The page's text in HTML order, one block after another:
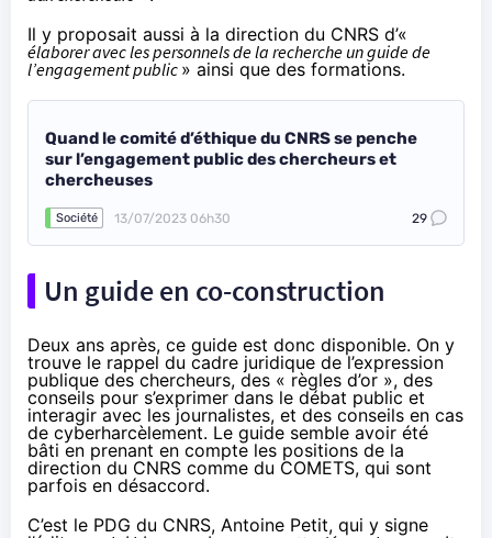
Il y proposait aussi à la direction du CNRS d’«
élaborer avec les personnels de la recherche un guide de
l’engagement public » ainsi que des formations.
Quand le comité d’éthique du CNRS se penche
sur l’engagement public des chercheurs et
chercheuses
Société 13/07/2023 06h30 29
Un guide en co-construction
Deux ans après, ce guide est donc disponible. On y
trouve le rappel du cadre juridique de l’expression
publique des chercheurs, des « règles d’or », des
conseils pour s’exprimer dans le débat public et
interagir avec les journalistes, et des conseils en cas
de cyberharcèlement. Le guide semble avoir été
bâti en prenant en compte les positions de la
direction du CNRS comme du COMETS, qui sont
parfois en désaccord.
C’est le PDG du CNRS, Antoine Petit, qui y signe